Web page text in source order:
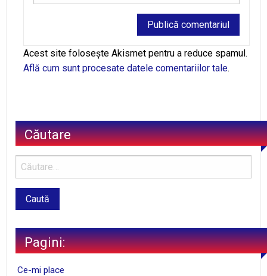
Alternative:
Acest site folosește Akismet pentru a reduce spamul.
Află cum sunt procesate datele comentariilor tale.
Căutare
Pagini:
Ce-mi place